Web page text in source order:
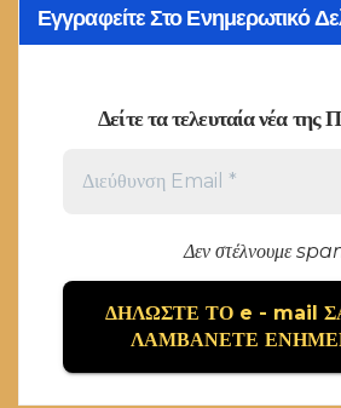
Εγγραφείτε Στο Ενημερωτικό
Δείτε τα τελευταία νέα
Δεν στέλνουμε